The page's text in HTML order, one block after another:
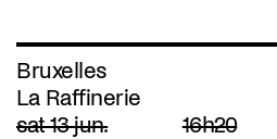
Bruxelles
La Raffinerie
sat 13 jun.
16h20